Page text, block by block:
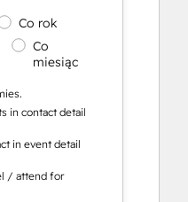
Co rok
Co
miesiąc
in contact detail
in event detail
/ attend for